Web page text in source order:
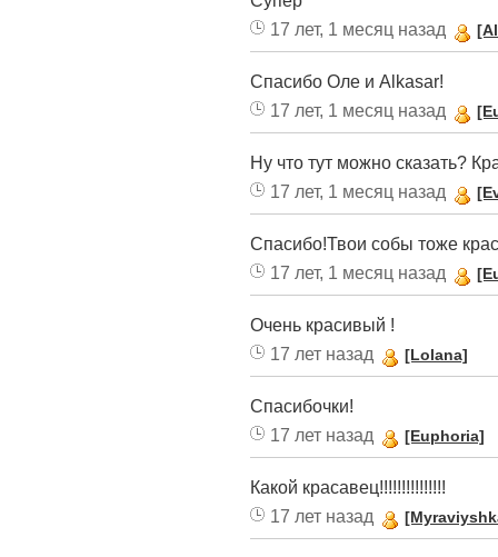
17 лет, 1 месяц назад
Спасибо Оле и Alkasar!
17 лет, 1 месяц назад
Ну что тут можно сказать?
17 лет, 1 месяц назад
Спасибо!Твои собы тоже
17 лет, 1 месяц назад
Очень красивый !
17 лет назад
[Lolana]
Спасибочки!
17 лет назад
[Euphoria]
Какой красавец!!!!!!!!!!!!!!!
17 лет назад